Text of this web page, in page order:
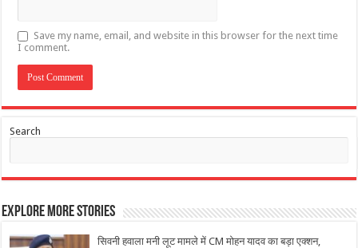
Save my name, email, and website in this browser for the next time
I comment.
Search
Explore More Stories
सिवनी हवाला मनी लूट मामले में CM मोहन यादव का बड़ा एक्शन,